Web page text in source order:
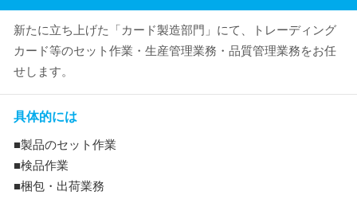
新たに立ち上げた「カード製造部門」にて、トレーディング
カード等のセット作業・生産管理業務・品質管理業務をお任
せします。
具体的には
■製品のセット作業
■検品作業
■梱包・出荷業務